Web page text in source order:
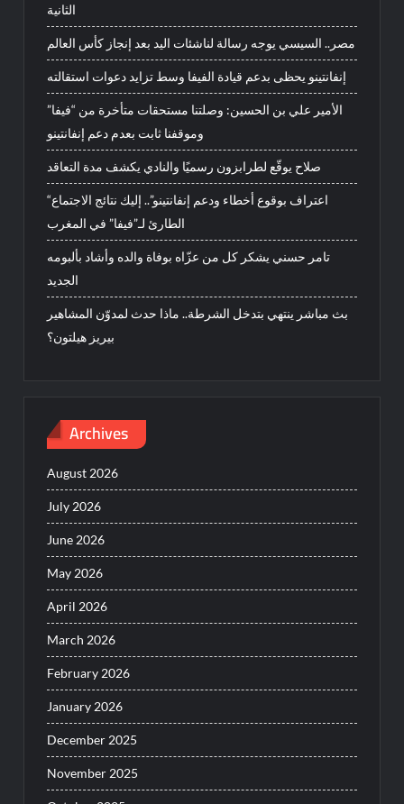
الثانية
مصر.. السيسي يوجه رسالة لناشئات اليد بعد إنجاز كأس العالم
إنفانتينو يحظى بدعم قيادة الفيفا وسط تزايد دعوات استقالته
الأمير علي بن الحسين: وصلتنا مستحقات متأخرة من “فيفا”
وموقفنا ثابت بعدم دعم إنفانتينو
صلاح يوقّع لطرابزون رسميًا والنادي يكشف مدة التعاقد
“اعتراف بوقوع أخطاء ودعم إنفانتينو”.. إليك نتائج الاجتماع
الطارئ لـ”فيفا” في المغرب
تامر حسني يشكر كل من عزّاه بوفاة والده وأشاد بألبومه
الجديد
بث مباشر ينتهي بتدخل الشرطة.. ماذا حدث لمدوّن المشاهير
بيريز هيلتون؟
Archives
August 2026
July 2026
June 2026
May 2026
April 2026
March 2026
February 2026
January 2026
December 2025
November 2025